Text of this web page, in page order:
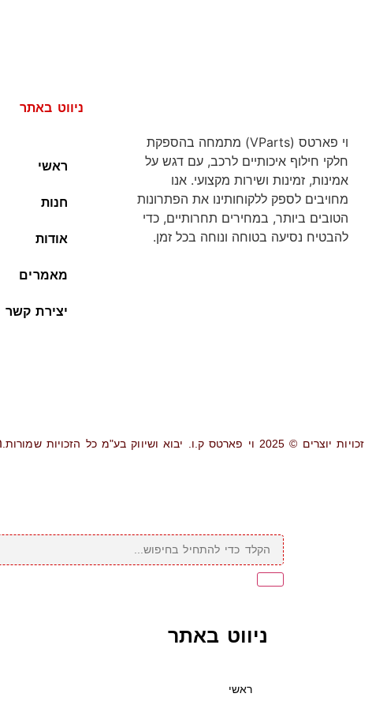
וי פארטס (VParts) מתמחה בהספקת
חלקי חילוף איכותיים לרכב, עם דגש על
אמינות, זמינות ושירות מקצועי. אנו
מחויבים לספק ללקוחותינו את הפתרונות
הטובים ביותר, במחירים תחרותיים, כדי
להבטיח נסיעה בטוחה ונוחה בכל זמן.
ניווט באתר
ראשי
חנות
אודות
מאמרים
יצירת קשר
זכויות יוצרים © 2025 וי פארטס ק.ו. יבוא ושיווק בע"מ כל הזכויות שמורות.
ניווט באתר
ראשי